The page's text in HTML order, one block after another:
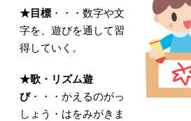
★目標・・・数字や文
字を、遊びを通して習
得していく。
★歌・リズム遊
び・・・かえるのがっ
しょう・はをみがきま